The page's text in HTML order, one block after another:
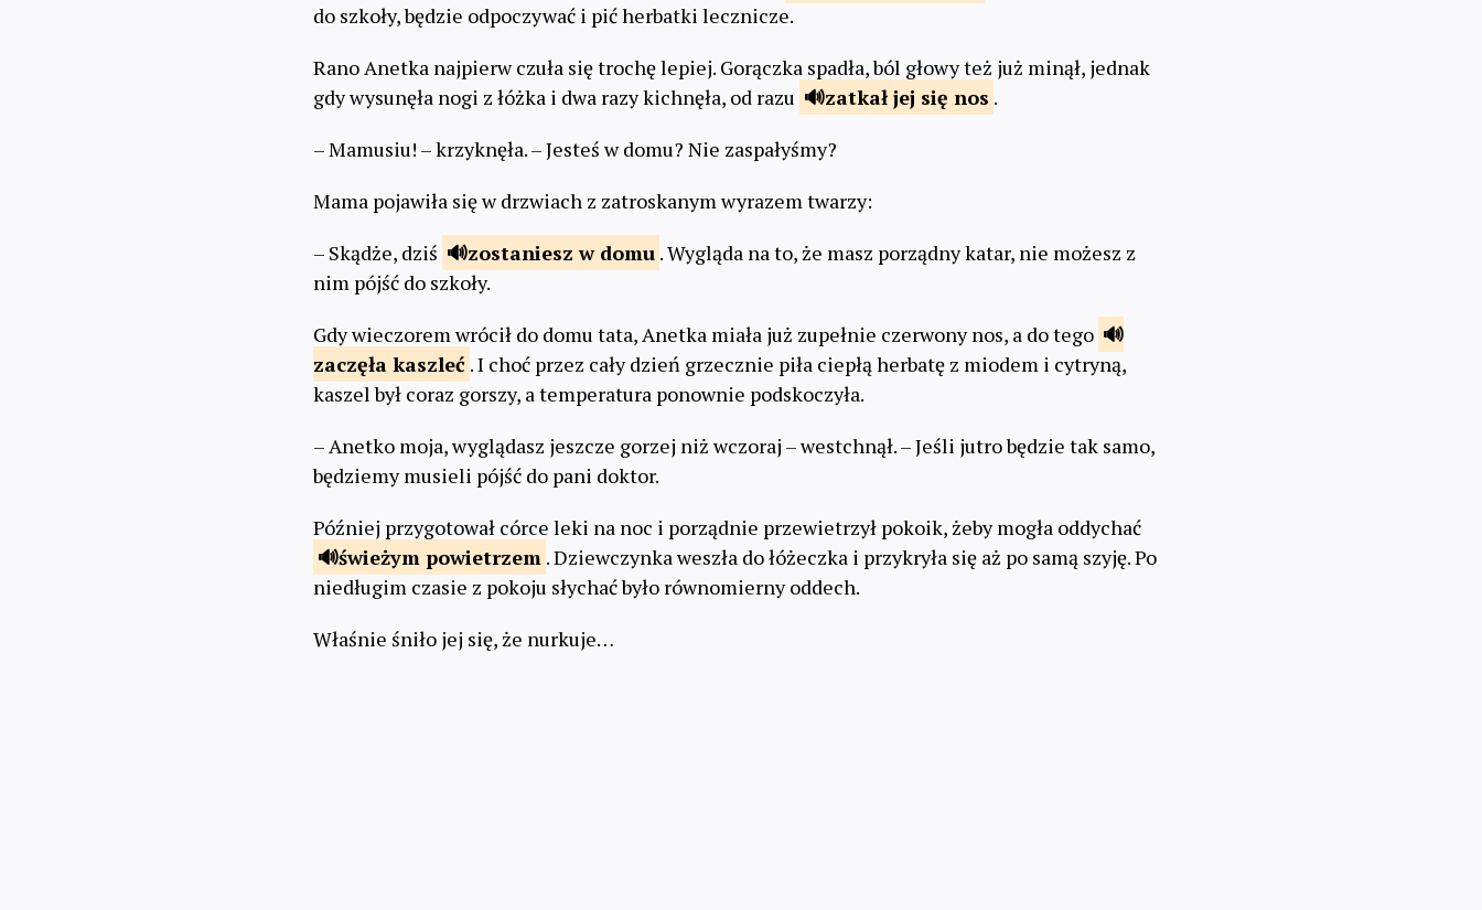
do szkoły, będzie odpoczywać i pić herbatki lecznicze.
Rano Anetka najpierw czuła się trochę lepiej. Gorączka spadła, ból głowy też już minął, jednak
gdy wysunęła nogi z łóżka i dwa razy kichnęła, od razu
zatkał jej się nos .
– Mamusiu! – krzyknęła. – Jesteś w domu? Nie zaspałyśmy?
Mama pojawiła się w drzwiach z zatroskanym wyrazem twarzy:
– Skądże, dziś
zostaniesz w domu . Wygląda na to, że masz porządny katar, nie możesz z
nim pójść do szkoły.
Gdy wieczorem wrócił do domu tata, Anetka miała już zupełnie czerwony nos, a do tego
zaczęła kaszleć . I choć przez cały dzień grzecznie piła ciepłą herbatę z miodem i cytryną,
kaszel był coraz gorszy, a temperatura ponownie podskoczyła.
– Anetko moja, wyglądasz jeszcze gorzej niż wczoraj – westchnął. – Jeśli jutro będzie tak samo,
będziemy musieli pójść do pani doktor.
Później przygotował córce leki na noc i porządnie przewietrzył pokoik, żeby mogła oddychać
świeżym powietrzem . Dziewczynka weszła do łóżeczka i przykryła się aż po samą szyję. Po
niedługim czasie z pokoju słychać było równomierny oddech.
Właśnie śniło jej się, że nurkuje…